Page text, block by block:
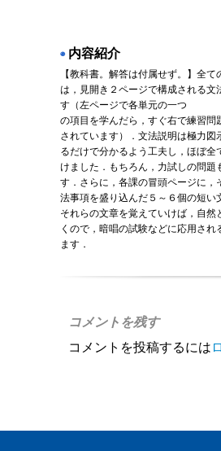
◉ 内容紹介
【教科書。解答は付属せず。】全
は，見開き２ページで構成される文
す（左ページで各単元の一つ
の項目を学んだら，すぐ右で練習問
されています）．文法説明は極力図
るだけで分かるよう工夫し，ほぼ全
けました．もちろん，力試しの問題
す．さらに，各課の冒頭ページに，
法事項を盛り込んだ５～６個の短い
それらの文章を覚えていけば，自然
くので，暗唱の試験などに応用され
ます．
コメントを残す
コメントを投稿するには